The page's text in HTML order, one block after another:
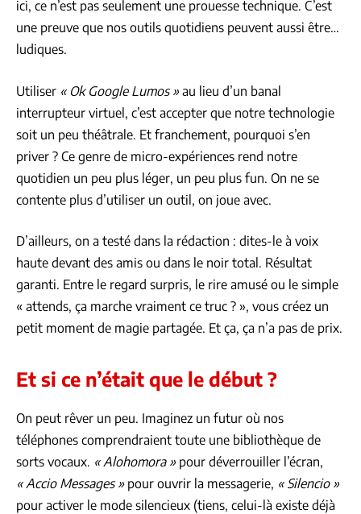
ici, ce n’est pas seulement une prouesse technique. C’est
une preuve que nos outils quotidiens peuvent aussi être…
ludiques.
Utiliser « Ok Google Lumos »au lieu d’un banal
interrupteur virtuel, c’est accepter que notre technologie
soit un peu théâtrale. Et franchement, pourquoi s’en
priver ? Ce genre de micro-expériences rend notre
quotidien un peu plus léger, un peu plus fun. On ne se
contente plus d’utiliser un outil, on joue avec.
D’ailleurs, on a testé dans la rédaction : dites-le à voix
haute devant des amis ou dans le noir total. Résultat
garanti. Entre le regard surpris, le rire amusé ou le simple
« attends, ça marche vraiment ce truc ? », vous créez un
petit moment de magie partagée. Et ça, ça n’a pas de prix.
Et si ce n’était que le début ?
On peut rêver un peu. Imaginez un futur où nos
téléphones comprendraient toute une bibliothèque de
sorts vocaux. « Alohomora »pour déverrouiller l’écran,
« Accio Messages »pour ouvrir la messagerie, « Silencio »
pour activer le mode silencieux (tiens, celui-là existe déjà